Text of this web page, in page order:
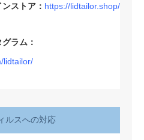
ストア： https://lidtailor.shop/
ラム：
lidtailor/
ルスへの対応